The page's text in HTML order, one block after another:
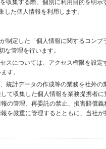
収集する際、個別に利用目的を明
た個人情報を利用します。
制定した「個人情報に関するコン
な管理を行います。
スについては、アクセス権限を設
す。
統計データの作成等の業務を社外
て収集した個人情報を業務提携者
の管理、再委託の禁止、損害賠償
を厳重に管理するとともに、当社